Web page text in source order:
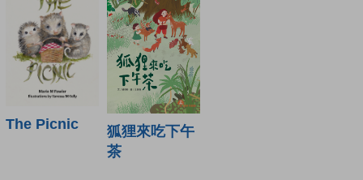
The Picnic
狐狸來吃下午
茶